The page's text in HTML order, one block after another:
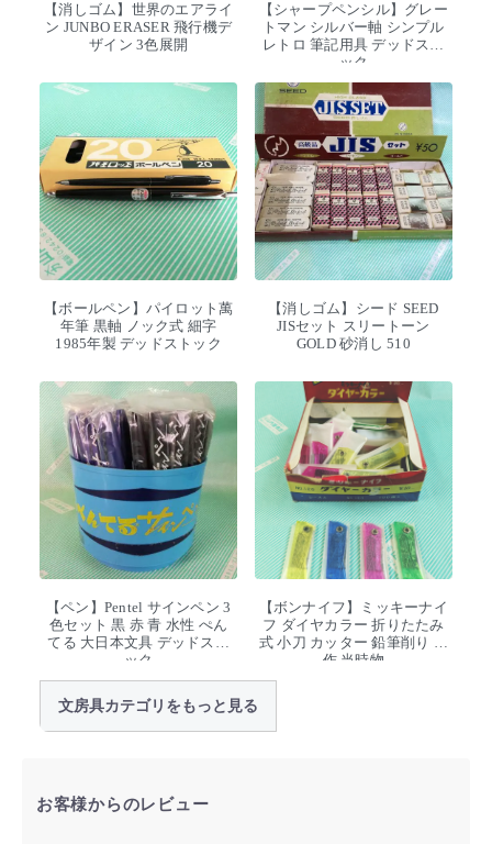
【消しゴム】世界のエアライ
ン JUNBO ERASER 飛行機デ
ザイン 3色展開
【シャープペンシル】グレー
トマン シルバー軸 シンプル
レトロ 筆記用具 デッドスト
ック
【ボールペン】パイロット萬
年筆 黒軸 ノック式 細字
1985年製 デッドストック
【消しゴム】シード SEED
JISセット スリートーン
GOLD 砂消し 510
【ペン】Pentel サインペン 3
色セット 黒 赤 青 水性 ぺん
てる 大日本文具 デッドスト
ック
【ボンナイフ】ミッキーナイ
フ ダイヤカラー 折りたたみ
式 小刀 カッター 鉛筆削り 工
作 当時物
文房具カテゴリをもっと見る
お客様からのレビュー